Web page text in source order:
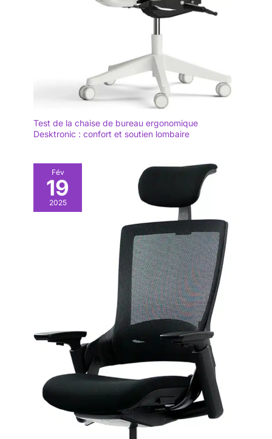
Test de la chaise de bureau ergonomique
Desktronic : confort et soutien lombaire
Fév
19
2025